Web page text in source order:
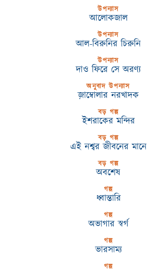
উপন্যাস
আলোকজাল
উপন্যাস
আল-বিরুনির চিরুনি
উপন্যাস
দাও ফিরে সে অরণ্য
অনুবাদ উপন্যাস
জ়াম্বোলার নরখাদক
বড় গল্প
ইশরাকের মন্দির
বড় গল্প
এই নশ্বর জীবনের মানে
বড় গল্প
অবশেষ
গল্প
ধ্বান্তারি
গল্প
অভাগার স্বর্গ
গল্প
ভারসাম্য
গল্প